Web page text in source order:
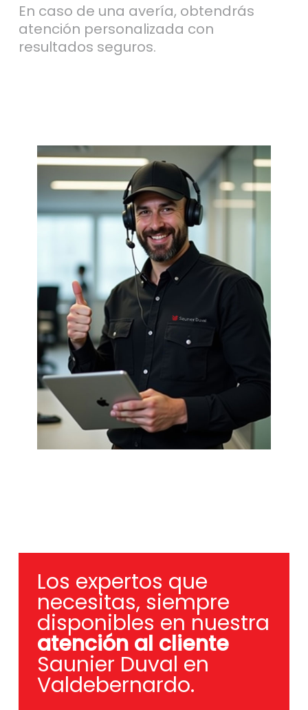
En caso de una avería, obtendrás
atención personalizada con
resultados seguros.
Los expertos que
necesitas, siempre
disponibles en nuestra
atención al cliente
Saunier Duval en
Valdebernardo.